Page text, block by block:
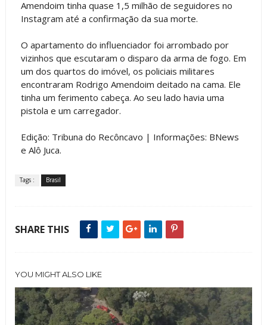
Amendoim tinha quase 1,5 milhão de seguidores no
Instagram até a confirmação da sua morte.
O apartamento do influenciador foi arrombado por
vizinhos que escutaram o disparo da arma de fogo. Em
um dos quartos do imóvel, os policiais militares
encontraram Rodrigo Amendoim deitado na cama. Ele
tinha um ferimento cabeça. Ao seu lado havia uma
pistola e um carregador.
Edição: Tribuna do Recôncavo | Informações: BNews
e Alô Juca.
Tags : Brasil
SHARE THIS
YOU MIGHT ALSO LIKE